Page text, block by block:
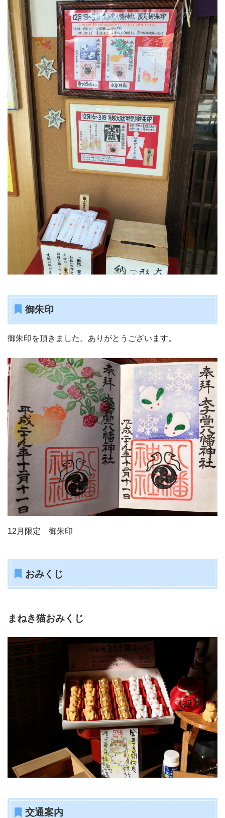
御朱印
御朱印を頂きました。ありがとうございます。
12月限定 御朱印
おみくじ
まねき猫おみくじ
交通案内